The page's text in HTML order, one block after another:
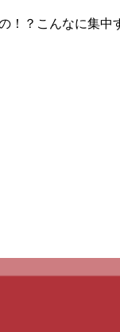
？こんなに集中